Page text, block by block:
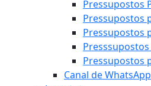
Pressupostos
Pressupostos
Pressupostos
Pressupostos
Canal de